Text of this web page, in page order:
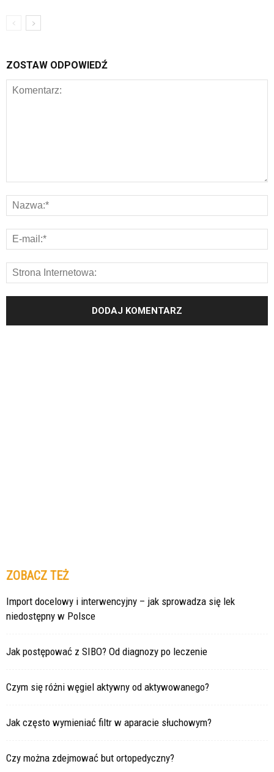
ZOSTAW ODPOWIEDŹ
ZOBACZ TEŻ
Import docelowy i interwencyjny – jak sprowadza się lek
niedostępny w Polsce
Jak postępować z SIBO? Od diagnozy po leczenie
Czym się różni węgiel aktywny od aktywowanego?
Jak często wymieniać filtr w aparacie słuchowym?
Czy można zdejmować but ortopedyczny?